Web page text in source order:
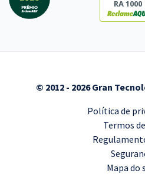
RA 1000
© 2012 - 2026 Gran
Política de
Termos
Mapa do